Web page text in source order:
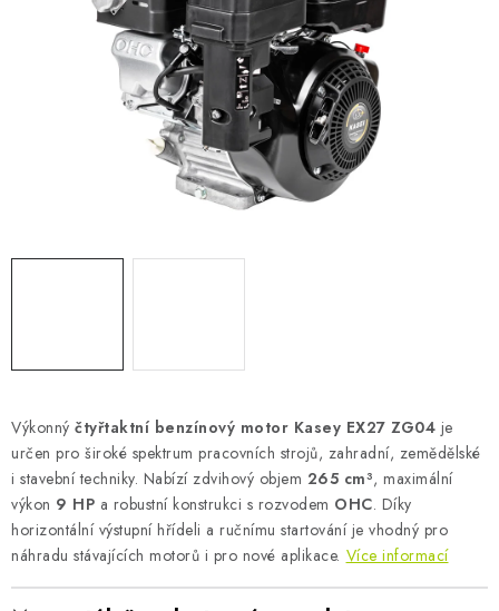
AKUMULAČNÍ KAMNA
ELEKTRICKÉ KRBY
Výkonný čtyřtaktní benzínový motor Kasey EX27 ZG04 je
určen pro široké spektrum pracovních strojů, zahradní, zemědělské
i stavební techniky. Nabízí zdvihový objem 265 cm³, maximální
výkon 9 HP a robustní konstrukci s rozvodem OHC. Díky
horizontální výstupní hřídeli a ručnímu startování je vhodný pro
náhradu stávajících motorů i pro nové aplikace. Více informací